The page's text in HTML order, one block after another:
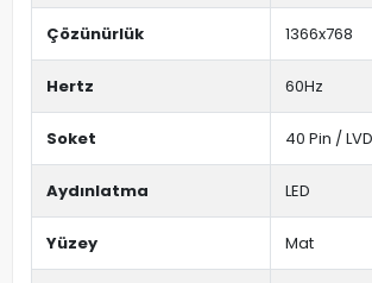
Çözünürlük 1366x768
Hertz 60Hz
Soket 40 Pin /
Aydınlatma LED
Yüzey Mat